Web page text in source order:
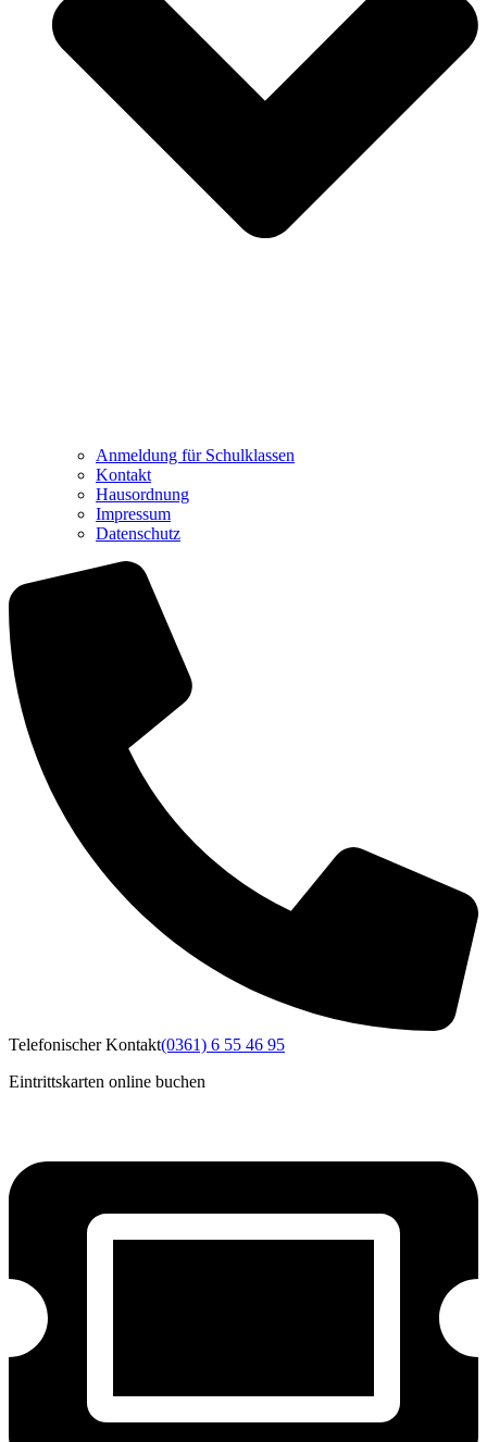
Anmeldung für Schulklassen
Kontakt
Hausordnung
Impressum
Datenschutz
Telefonischer Kontakt(0361) 6 55 46 95
Eintrittskarten online buchen